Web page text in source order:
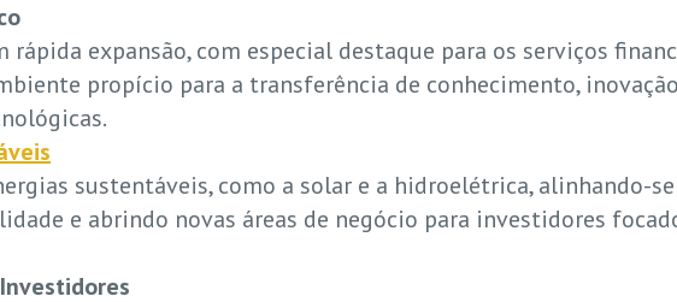
expansão, com especial destaque para os serviços
propício para a transferência de conhecimento,
sustentáveis, como a solar e a hidroelétrica, alinhando-
e abrindo novas áreas de negócio para investidores